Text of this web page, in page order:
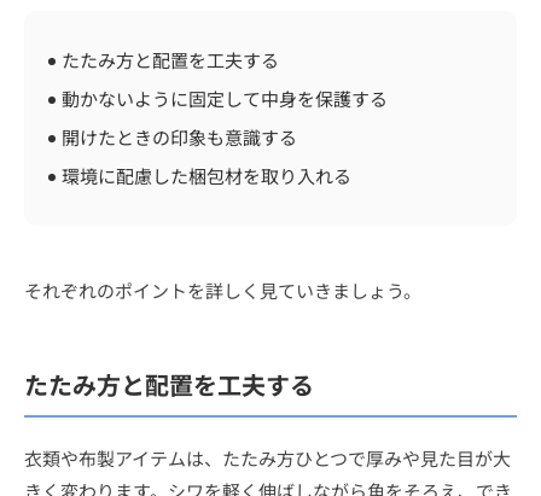
たたみ方と配置を工夫する
動かないように固定して中身を保護する
開けたときの印象も意識する
環境に配慮した梱包材を取り入れる
それぞれのポイントを詳しく見ていきましょう。
たたみ方と配置を工夫する
衣類や布製アイテムは、たたみ方ひとつで厚みや見た目が大
きく変わります。シワを軽く伸ばしながら角をそろえ、でき